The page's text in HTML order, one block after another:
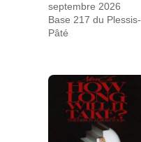
septembre 2026
Base 217 du Plessis-
Pâté